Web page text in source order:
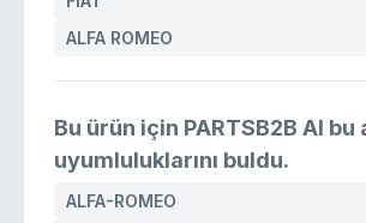
995 06 72 - FIAT
608 06 355
ALFA ROMEO
Bu ürün için PARTSB2B AI bu
uyumluluklarını buldu.
ALFA-ROMEO